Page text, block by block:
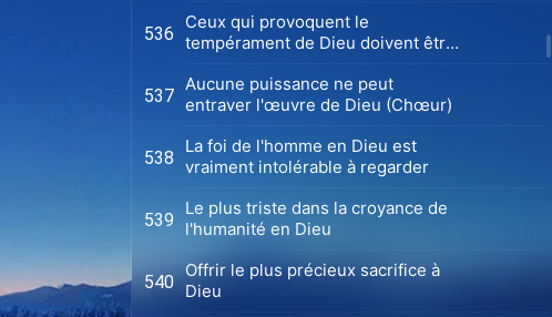
536
Ceux qui provoquent le
tempérament de Dieu doivent être
537
Aucune puissance ne peut
entraver l'œuvre de Dieu (Chœur)
538
La foi de l'homme en Dieu est
vraiment intolérable à regarder
539
Le plus triste dans la croyance de
l'humanité en Dieu
540
Offrir le plus précieux sacrifice à
Dieu